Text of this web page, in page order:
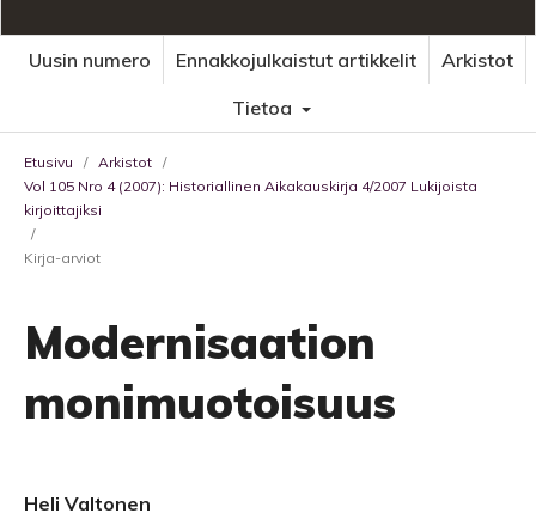
Uusin numero Ennakkojulkaistut artikkelit
Arkistot
Tietoa
Etusivu / Arkistot /
Vol 105 Nro 4 (2007): Historiallinen Aikakauskirja 4/2007 Lukijoista
kirjoittajiksi
/
Kirja-arviot
Modernisaation
monimuotoisuus
Heli Valtonen